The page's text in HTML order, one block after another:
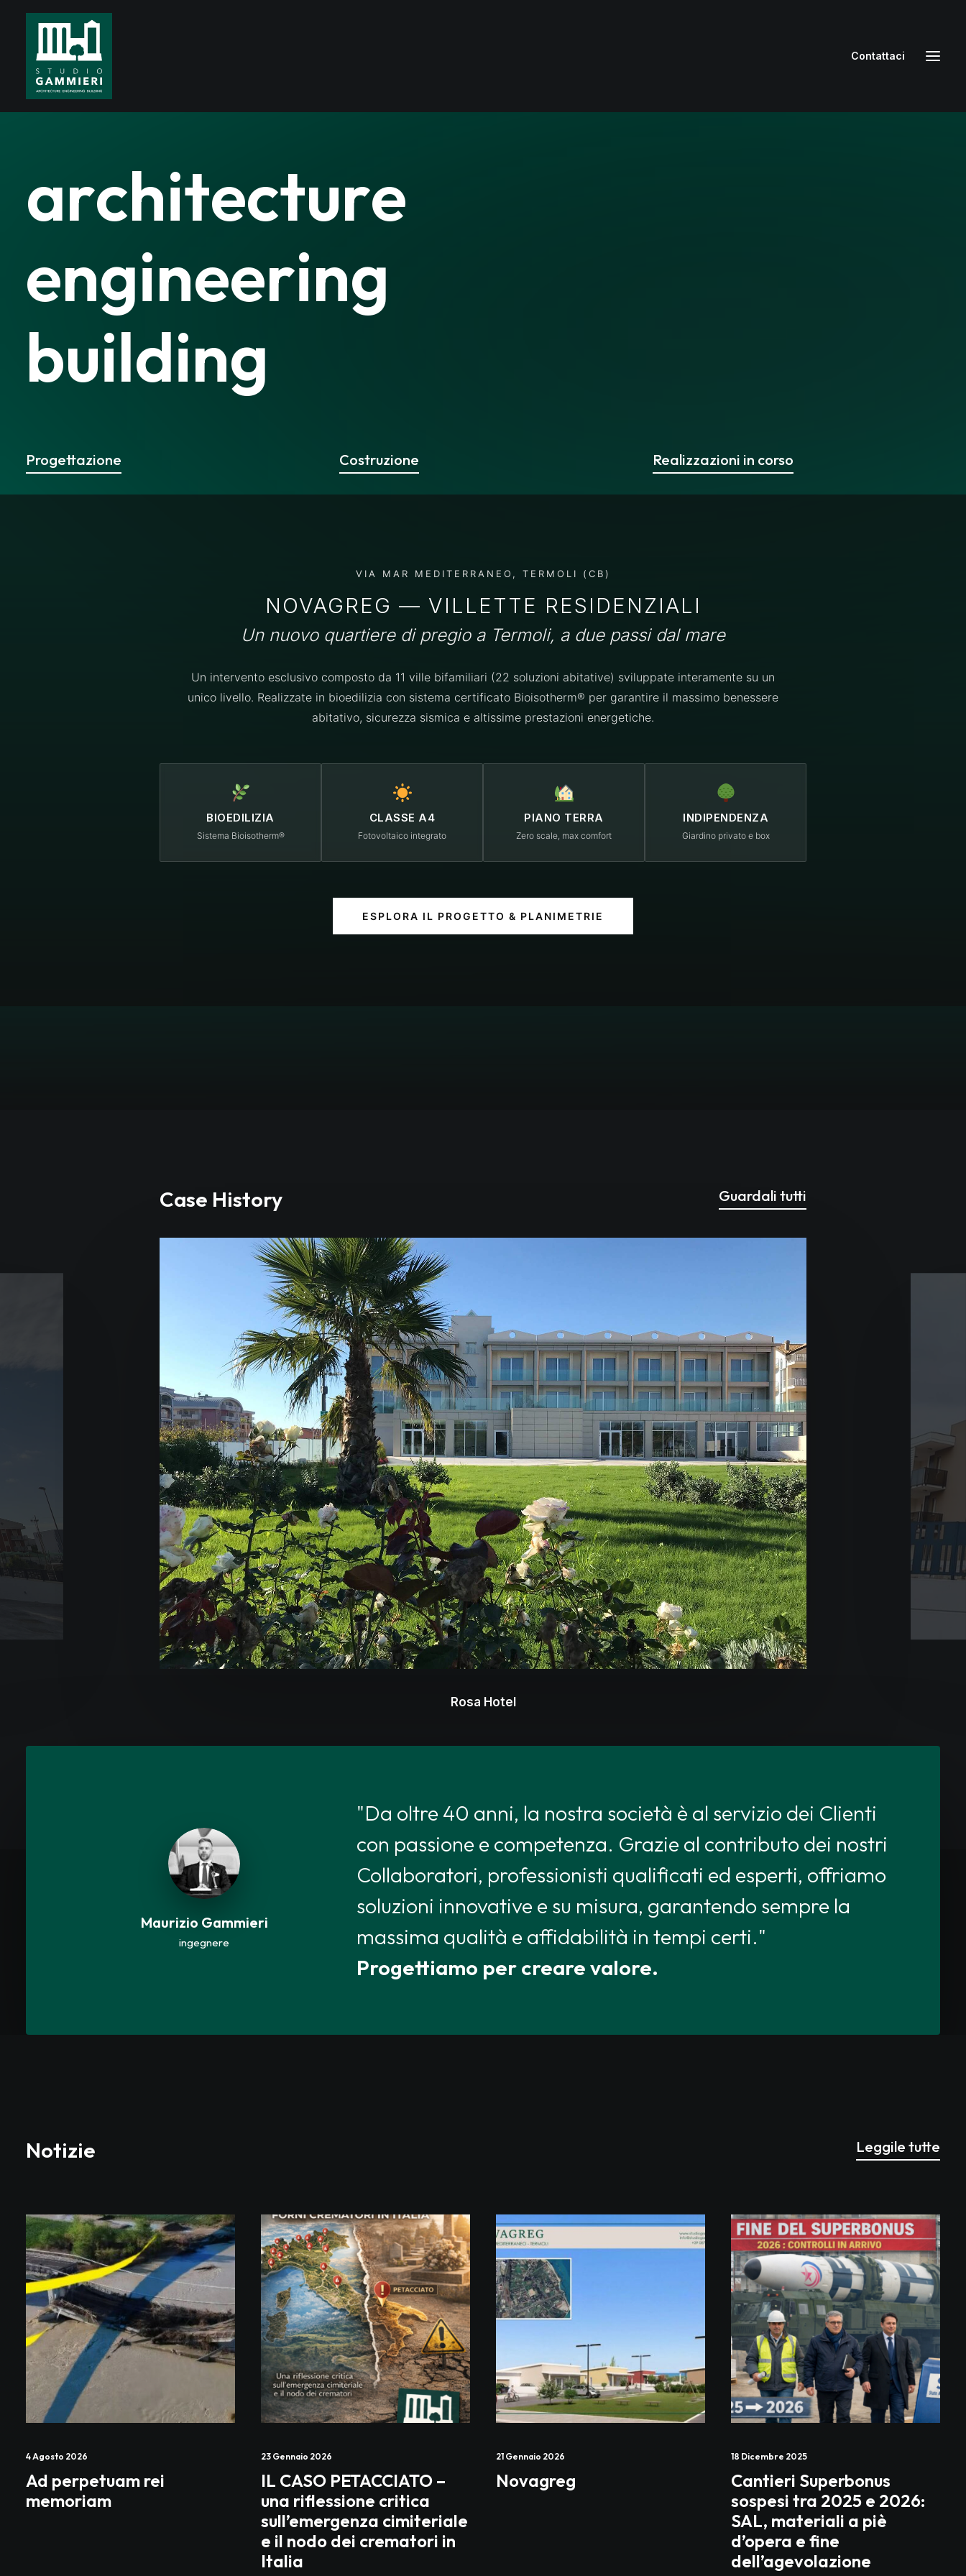
Contattaci
architecture
engineering
building
Progettazione Costruzione Realizzazioni in corso
VIA MAR MEDITERRANEO, TERMOLI (CB)
NOVAGREG — VILLETTE RESIDENZIALI
Un nuovo quartiere di pregio a Termoli, a due passi dal mare
Un intervento esclusivo composto da 11 ville bifamiliari (22 soluzioni abitative) sviluppate interamente su un
unico livello. Realizzate in bioedilizia con sistema certificato Bioisotherm® per garantire il massimo benessere
abitativo, sicurezza sismica e altissime prestazioni energetiche.
BIOEDILIZIA
Sistema Bioisotherm®
CLASSE A4
Fotovoltaico integrato
PIANO TERRA
Zero scale, max comfort
INDIPENDENZA
Giardino privato e box
ESPLORA IL PROGETTO & PLANIMETRIE
Case History Guardali tutti
Rosa Hotel
Maurizio Gammieri
ingegnere
"Da oltre 40 anni, la nostra società è al servizio dei Clienti
con passione e competenza. Grazie al contributo dei nostri
Collaboratori, professionisti qualificati ed esperti, offriamo
soluzioni innovative e su misura, garantendo sempre la
massima qualità e affidabilità in tempi certi."
Progettiamo per creare valore.
Notizie Leggile tutte
4 Agosto 2026
Ad perpetuam rei
memoriam
23 Gennaio 2026
IL CASO PETACCIATO –
una riflessione critica
sull’emergenza cimiteriale
e il nodo dei crematori in
Italia
21 Gennaio 2026
Novagreg
18 Dicembre 2025
Cantieri Superbonus
sospesi tra 2025 e 2026:
SAL, materiali a piè
d’opera e fine
dell’agevolazione